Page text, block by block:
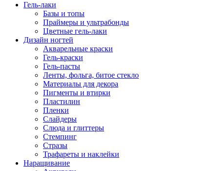
Гель-лаки
Базы и топы
Праймеры и ультрабонды
Цветные гель-лаки
Дизайн ногтей
Акварельные краски
Гель-краски
Гель-пасты
Ленты, фольга, битое стекло
Материалы для декора
Пигменты и втирки
Пластилин
Пленки
Слайдеры
Слюда и глиттеры
Стемпинг
Стразы
Трафареты и наклейки
Наращивание